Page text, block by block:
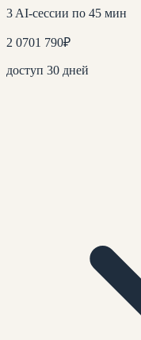
3 AI-сессии по 45 мин
2 0701 790₽
доступ 30 дней